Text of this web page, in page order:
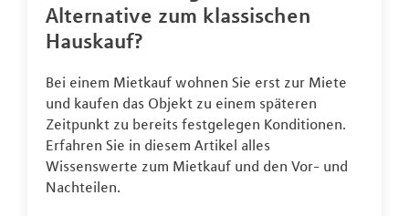
Alternative zum klassischen
Hauskauf?
Bei einem Mietkauf wohnen Sie erst zur Miete
und kaufen das Objekt zu einem späteren
Zeitpunkt zu bereits festgelegen Konditionen.
Erfahren Sie in diesem Artikel alles
Wissenswerte zum Mietkauf und den Vor- und
Nachteilen.